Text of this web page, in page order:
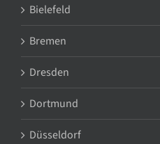
Bielefeld
Bremen
Dresden
Dortmund
Düsseldorf